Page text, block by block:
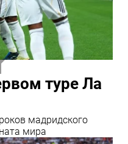
туре Ла
мадридского
мира